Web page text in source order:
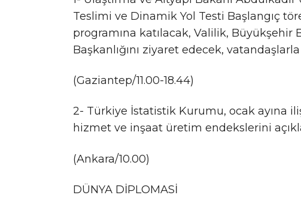
Teslimi ve Dinamik Yol Testi Başlangıç
programına katılacak, Valilik, Büyükşehir
Başkanlığını ziyaret edecek,
(Gaziantep/11.00-18.44)
2- Türkiye İstatistik Kurumu, ocak ayına
hizmet ve inşaat üretim endekslerini
(Ankara/10.00)
DÜNYA DİPLOMASİ